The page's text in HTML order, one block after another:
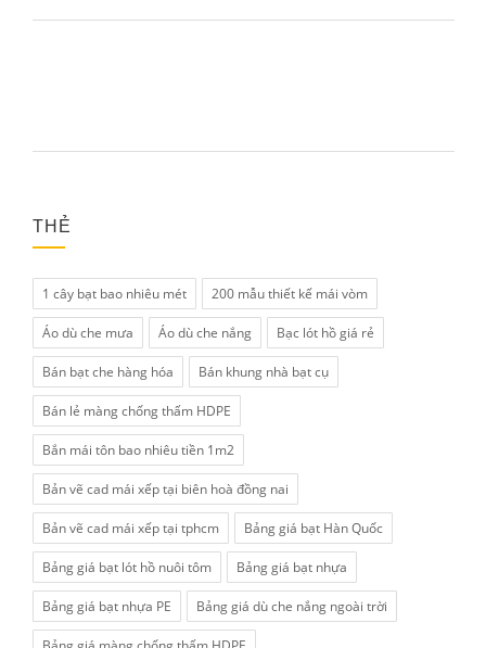
THẺ
1 cây bạt bao nhiêu mét 200 mẫu thiết kế mái vòm
Áo dù che mưa Áo dù che nắng Bạc lót hồ giá rẻ
Bán bạt che hàng hóa Bán khung nhà bạt cụ
Bán lẻ màng chống thấm HDPE
Bắn mái tôn bao nhiêu tiền 1m2
Bản vẽ cad mái xếp tại biên hoà đồng nai
Bản vẽ cad mái xếp tại tphcm Bảng giá bạt Hàn Quốc
Bảng giá bạt lót hồ nuôi tôm Bảng giá bạt nhựa
Bảng giá bạt nhựa PE Bảng giá dù che nắng ngoài trời